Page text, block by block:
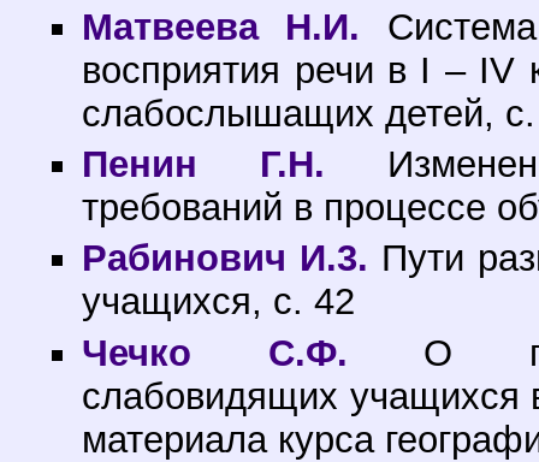
Матвеева Н.И.
восприятия речи в I – IV
слабослышащих детей,
Пенин Г.Н.
требований в процессе
Рабинович И.3. Пути
учащихся, с. 42
Чечко С.Ф. О
слабовидящих учащихся
материала курса